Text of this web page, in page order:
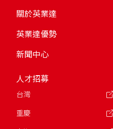
關於英業達
英業達優勢
新聞中心
人才招募
台灣
重慶